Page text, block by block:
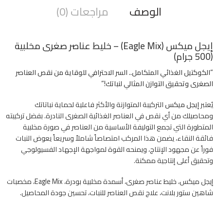
الوصف مراجعات (0)
إيجل ميكس (Eagle Mix) – خليط عناصر صغرى مخلبية
(500 جرام)
“الكوكتيل الغذائي المتكامل.. السر الاحترافي للوقاية من نقص العناصر
الصغرى وتحقيق التوازن المثالي لنباتك!”
يُعتبرإيجل ميكسالتركيبة المتوازنة والأكثر فاعلية لحماية نباتاتك
ومحاصيلك من أي نقص في العناصر الغذائية الصغرى النادرة. بفضل تركيبته
المتطورة التي تجمع التوليفة الأساسية من العناصر في صورة مخلبية
فائقة النقاء، يضمن هذا المركب امتصاصاً شاملاً وسريعاً يعوض النبات
فوراً عن مجهود الإنتاج، ويمنحه القوة لمواجهة الإجهاد الفسيولوجي
وتحقيق أعلى إنتاجية ممكنة.
إيجل ميكس، خليط عناصر صغرى، أسمدة مخلبية بودرة، Eagle Mix، مخصبات
شاهين ستور بلانت، علاج نقص العناصر للنبات، تحسين جودة المحاصيل.